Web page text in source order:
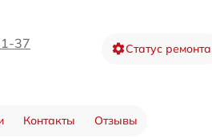
37 Статус ремонта
Контакты Отзывы